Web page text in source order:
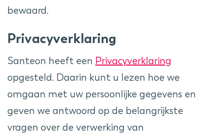
bewaard.
Privacyverklaring
Santeon heeft een Privacyverklaring
opgesteld. Daarin kunt u lezen hoe we
omgaan met uw persoonlijke gegevens en
geven we antwoord op de belangrijkste
vragen over de verwerking van